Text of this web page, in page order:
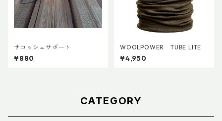
サコッシュサポート
¥880
WOOLPOWER TUBE LITE
¥4,950
CATEGORY